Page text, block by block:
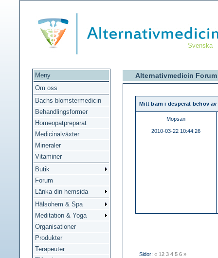
Svenska
Meny
Om oss
Bachs blomstermedicin
Behandlingsformer
Homeopatpreparat
Medicinalväxter
Mineraler
Vitaminer
Butik
Forum
Länka din hemsida
Hälsohem & Spa
Meditation & Yoga
Organisationer
Produkter
Terapeuter
Alternativmedicin
Mitt barn i desperat behov av
Mopsan
2010-03-22 10:44:26
Sidor: « 12 3 4 5 6 »